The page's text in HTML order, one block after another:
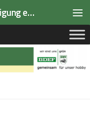
Sächsische Modellbahner-Vereinigung e.V.